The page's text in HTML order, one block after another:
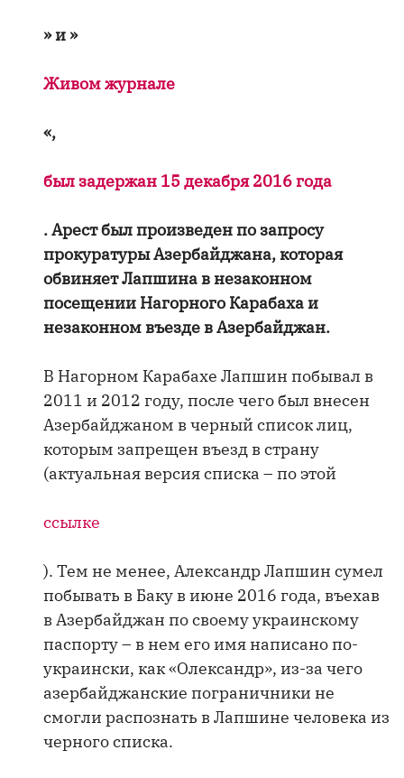
» и »
Живом журнале
«,
был задержан 15 декабря 2016 года
. Арест был произведен по запросу
прокуратуры Азербайджана, которая
обвиняет Лапшина в незаконном
посещении Нагорного Карабаха и
незаконном въезде в Азербайджан.
В Нагорном Карабахе Лапшин побывал в
2011 и 2012 году, после чего был внесен
Азербайджаном в черный список лиц,
которым запрещен въезд в страну
(актуальная версия списка – по этой
ссылке
). Тем не менее, Александр Лапшин сумел
побывать в Баку в июне 2016 года, въехав
в Азербайджан по своему украинскому
паспорту – в нем его имя написано по-
украински, как «Олександр», из-за чего
азербайджанские пограничники не
смогли распознать в Лапшине человека из
черного списка.